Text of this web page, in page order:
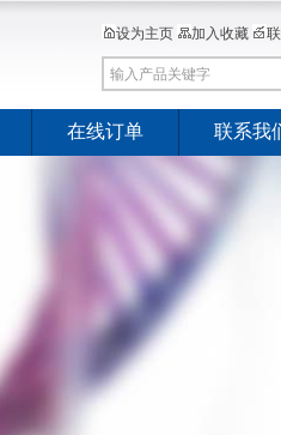
设为主页 加入收藏
在线订单 联系我